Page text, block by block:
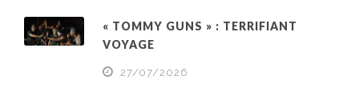
« TOMMY GUNS » : TERRIFIANT
VOYAGE
27/07/2026